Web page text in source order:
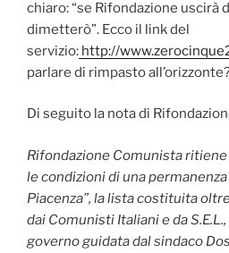
chiaro: “se Rifondazione uscirà
dimetterò”. Ecco il link del
servizio: http://
parlare di rimpasto
Di seguito la nota di
Rifondazione Comunista
le condizioni di una
Piacenza”, la lista costituita
dai Comunisti Italiani e da
governo guidata dal sindaco